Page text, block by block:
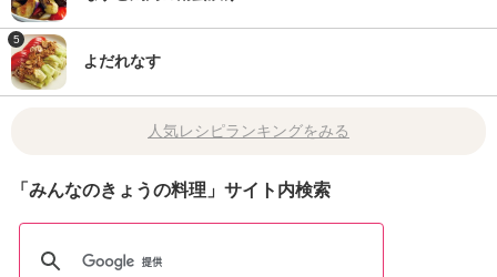
5
よだれなす
人気レシピランキングをみる
「みんなのきょうの料理」サイト内検索